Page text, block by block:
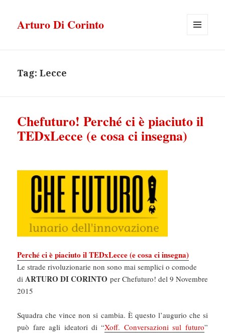
Arturo Di Corinto
Tag:Lecce
Chefuturo! Perché ci è piaciuto il
TEDxLecce (e cosa ci insegna)
Perché ci è piaciuto il TEDxLecce (e cosa ci insegna)
Le strade rivoluzionarie non sono mai semplici o comode
diARTURO DI CORINTO per Chefuturo! del 9 Novembre
2015
Squadra che vince non si cambia. È questo l’augurio che si
può fare agli ideatori di “Xoff. Conversazioni sul futuro”